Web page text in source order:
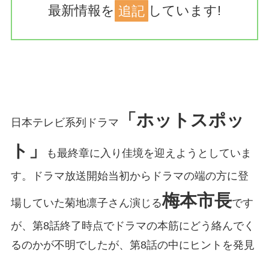
最新情報を 追記 しています!
日本テレビ系列ドラマ
「ホットスポッ
ト」
も最終章に入り佳境を迎えようとしていま
す。ドラマ放送開始当初からドラマの端の方に登
場していた菊地凛子さん演じる梅本市長です
が、第8話終了時点でドラマの本筋にどう絡んでく
るのかが不明でしたが、第8話の中にヒントを発見